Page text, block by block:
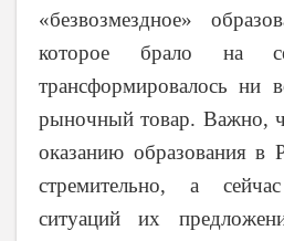
«безвозмездное»
которое брало на
трансформировалось ни
рыночный товар. Важно,
оказанию образования в
стремительно, а
ситуаций их